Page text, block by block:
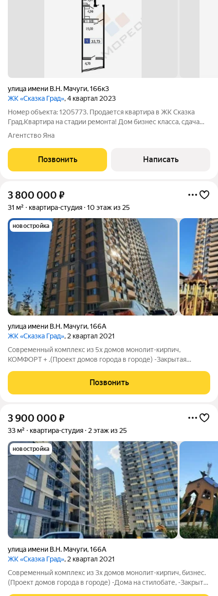
улица имени В.Н. Мачуги,166к3
ЖК «Сказка Град», 4 квартал 2023
Номер объекта: 1205773. Продается квартира в ЖК Сказка
Град.Квартира на стадии ремонта! Дом бизнес класса, сдача
2023 год, монолитно-кирпичный, с установкой коробов по
город и парк Краснодар. На
Агентство Яна
Позвонить Написать
3 800 000 ₽
31 м² квартира-студия 10 этаж из 25
новостройка
улица имени В.Н. Мачуги,166А
ЖК «Сказка Град», 2 квартал 2021
Современный комплекс из 5х домов монолит-кирпич,
КОМФОРТ + .(Проект домов города в городе) -Закрытая
рядом с домом, -Современные детские площадки, -Садики,
школы, поликлиники в шаговой
Позвонить
3 900 000 ₽
33 м² квартира-студия 2 этаж из 25
новостройка
улица имени В.Н. Мачуги,166А
ЖК «Сказка Град», 2 квартал 2021
Современный комплекс из 3х домов монолит-кирпич, бизнес.
(Проект домов города в городе) -Дома на стилобате, -Закрытая